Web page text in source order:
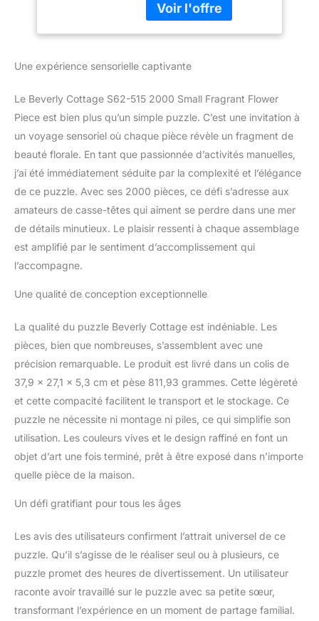
Une expérience sensorielle captivante
Le Beverly Cottage S62-515 2000 Small Fragrant Flower
Piece est bien plus qu’un simple puzzle. C’est une invitation à
un voyage sensoriel où chaque pièce révèle un fragment de
beauté florale. En tant que passionnée d’activités manuelles,
j’ai été immédiatement séduite par la complexité et l’élégance
de ce puzzle. Avec ses 2000 pièces, ce défi s’adresse aux
amateurs de casse-têtes qui aiment se perdre dans une mer
de détails minutieux. Le plaisir ressenti à chaque assemblage
est amplifié par le sentiment d’accomplissement qui
l’accompagne.
Une qualité de conception exceptionnelle
La qualité du puzzle Beverly Cottage est indéniable. Les
pièces, bien que nombreuses, s’assemblent avec une
précision remarquable. Le produit est livré dans un colis de
37,9 x 27,1 x 5,3 cm et pèse 811,93 grammes. Cette légèreté
et cette compacité facilitent le transport et le stockage. Ce
puzzle ne nécessite ni montage ni piles, ce qui simplifie son
utilisation. Les couleurs vives et le design raffiné en font un
objet d’art une fois terminé, prêt à être exposé dans n’importe
quelle pièce de la maison.
Un défi gratifiant pour tous les âges
Les avis des utilisateurs confirment l’attrait universel de ce
puzzle. Qu’il s’agisse de le réaliser seul ou à plusieurs, ce
puzzle promet des heures de divertissement. Un utilisateur
raconte avoir travaillé sur le puzzle avec sa petite sœur,
transformant l’expérience en un moment de partage familial.